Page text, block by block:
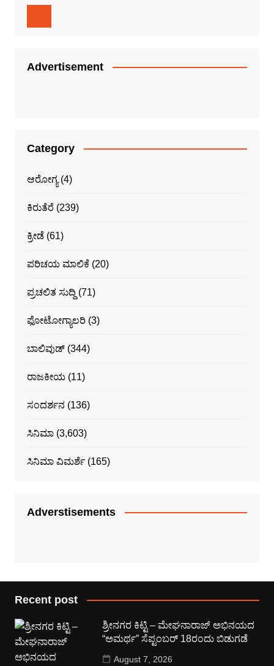
Advertisement
Category
ಆರೋಗ್ಯ(4)
ಕಿರುತೆರೆ(239)
ಕ್ರೀಡೆ(61)
ಪರಿಚಯ ಮಾಲಿಕೆ(20)
ಪ್ರಚಲಿತ ಸುದ್ದಿ (71)
ಫೋಟೋಗ್ಯಾಲರಿ(3)
ಬಾಲಿವುಡ್(344)
ರಾಜಕೀಯ(11)
ಸಂದರ್ಶನ (136)
ಸಿನಿಮಾ(3,603)
ಸಿನಿಮಾ ವಿಮರ್ಶೆ(165)
Adverstisements
Recent post
ಶ್ರೀನಗರ ಕಿಟ್ಟಿ – ಮೇಘನಾರಾಜ್ ಅಭಿನಯದ
“ಅಮರ್ಥ” ಸೆಪ್ಟಂಬರ್ 18ರಂದು ಬಿಡುಗಡೆ
August 7, 2026